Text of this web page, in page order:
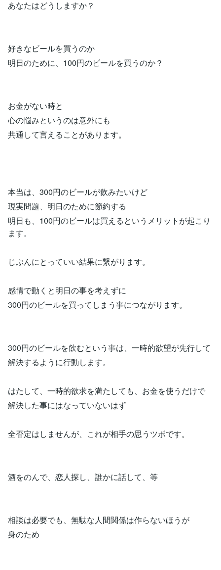
あなたはどうしますか？
好きなビールを買うのか
明日のために、100円のビールを買うのか？
お金がない時と
心の悩みというのは意外にも
共通して言えることがあります。
本当は、300円のビールが飲みたいけど
現実問題、明日のために節約する
明日も、100円のビールは買えるというメリットが起こり
ます。
じぶんにとっていい結果に繋がります。
感情で動くと明日の事を考えずに
300円のビールを買ってしまう事につながります。
300円のビールを飲むという事は、一時的欲望が先行して
解決するように行動します。
はたして、一時的欲求を満たしても、お金を使うだけで
解決した事にはなっていないはず
全否定はしませんが、これが相手の思うツボです。
酒をのんで、恋人探し、誰かに話して、等
相談は必要でも、無駄な人間関係は作らないほうが
身のため